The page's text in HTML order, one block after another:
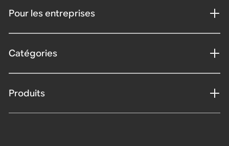
Pour les entreprises
Catégories
Produits